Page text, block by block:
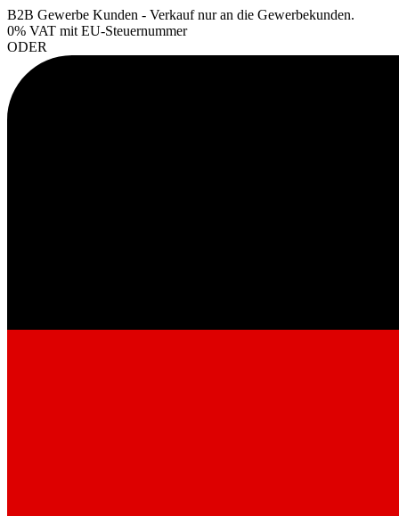
B2B Gewerbe Kunden - Verkauf nur an die Gewerbekunden.
0% VAT mit EU-Steuernummer
ODER